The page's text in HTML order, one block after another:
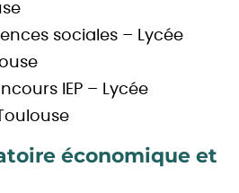
sociales – Lycée
IEP – Lycée
économique et